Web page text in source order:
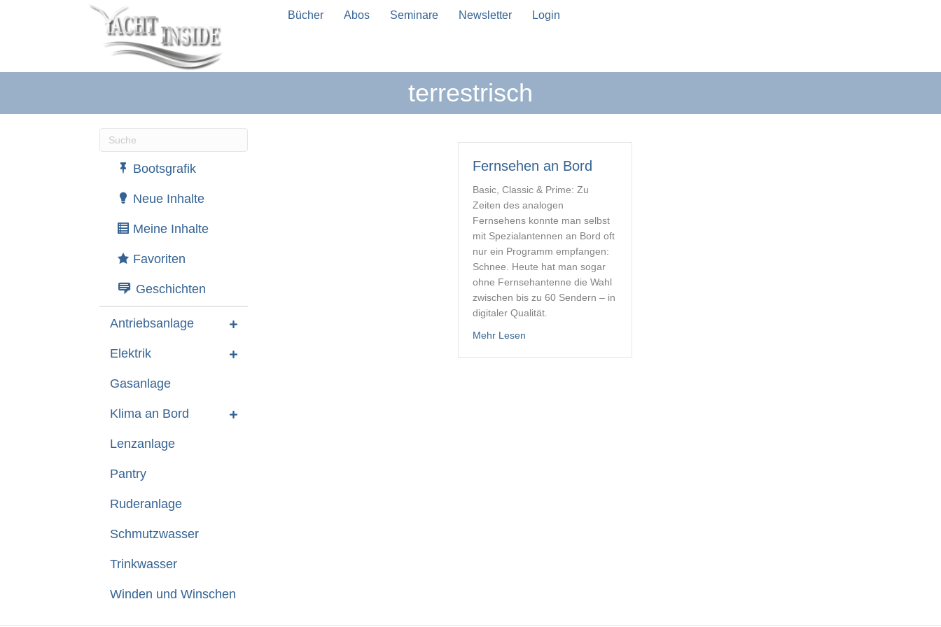
Bücher Abos Seminare Newsletter Login
terrestrisch
Wenn die Ergebnisse der automatischen Vervollständigung verfügbar sind, benutze die Pfeile nach oben und unten, um sie zu überprüfen, und die
Bootsgrafik
Neue Inhalte
Meine Inhalte
Favoriten
Geschichten
Antriebsanlage
Elektrik
Gasanlage
Klima an Bord
Lenzanlage
Pantry
Ruderanlage
Schmutzwasser
Trinkwasser
Winden und Winschen
Fernsehen an Bord
Basic, Classic & Prime: Zu
Zeiten des analogen
Fernsehens konnte man selbst
mit Spezialantennen an Bord oft
nur ein Programm empfangen:
Schnee. Heute hat man sogar
ohne Fernsehantenne die Wahl
zwischen bis zu 60 Sendern – in
digitaler Qualität.
Mehr Lesenabout Fernsehen an Bord